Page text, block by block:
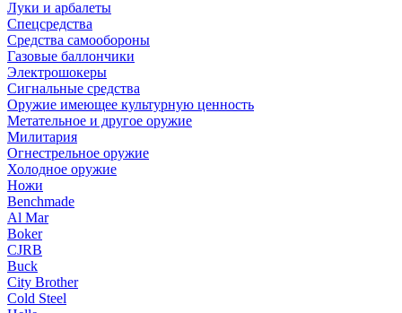
Луки и арбалеты
Спецсредства
Средства самообороны
Газовые баллончики
Электрошокеры
Сигнальные средства
Оружие имеющее культурную ценность
Метательное и другое оружие
Милитария
Огнестрельное оружие
Холодное оружие
Ножи
Benchmade
Al Mar
Boker
CJRB
Buck
City Brother
Cold Steel